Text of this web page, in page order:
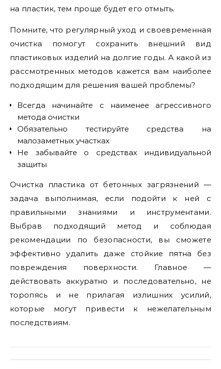
на пластик, тем проще будет его отмыть.
Помните, что регулярный уход и своевременная
очистка помогут сохранить внешний вид
пластиковых изделий на долгие годы. А какой из
рассмотренных методов кажется вам наиболее
подходящим для решения вашей проблемы?
Всегда начинайте с наименее агрессивного
метода очистки
Обязательно тестируйте средства на
малозаметных участках
Не забывайте о средствах индивидуальной
защиты
Очистка пластика от бетонных загрязнений —
задача выполнимая, если подойти к ней с
правильными знаниями и инструментами.
Выбрав подходящий метод и соблюдая
рекомендации по безопасности, вы сможете
эффективно удалить даже стойкие пятна без
повреждения поверхности. Главное —
действовать аккуратно и последовательно, не
торопясь и не прилагая излишних усилий,
которые могут привести к нежелательным
последствиям.